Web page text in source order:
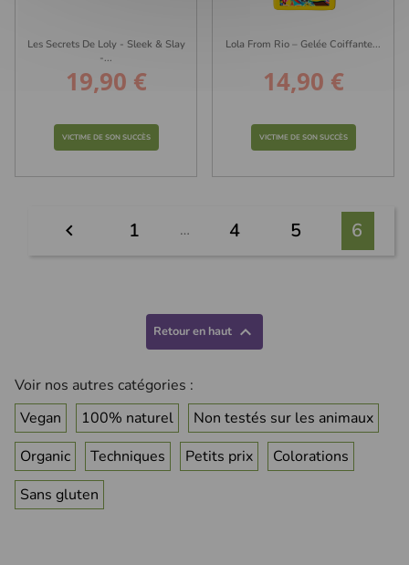
(1 avis)
Les Secrets De Loly - Sleek & Slay
-...
Prix
19,90 €
VICTIME DE SON SUCCÈS
Lola From Rio – Gelée Coiffante...
Prix
14,90 €
VICTIME DE SON SUCCÈS
 1 … 4 5 6
Retour en haut 
Voir nos autres catégories :
Vegan
100% naturel
Non testés sur les animaux
Organic
Techniques Petits prix
Colorations
Sans gluten